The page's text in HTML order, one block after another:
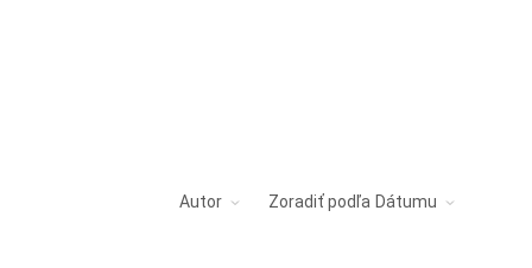
Autor Zoradiť podľa Dátumu